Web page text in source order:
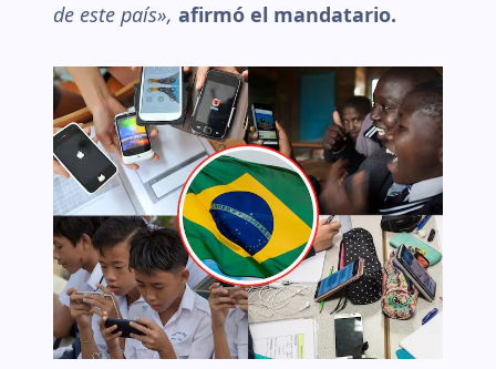
de este país», afirmó el mandatario.